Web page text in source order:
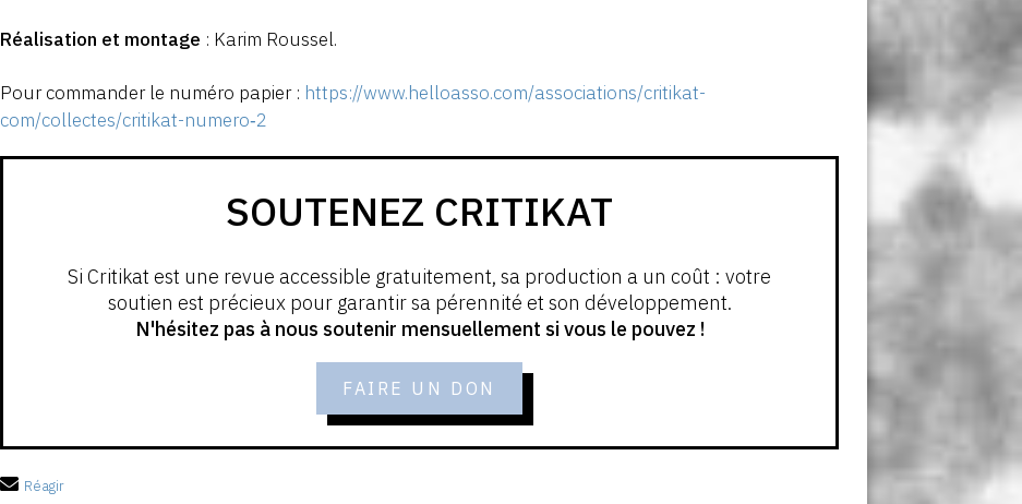
Réalisation et montage : Karim Roussel.
Pour commander le numéro papier : https://www.helloasso.com/associations/critikat-
com/collectes/critikat-numero‑2
SOUTENEZ CRITIKAT
Si Critikat est une revue accessible gratuitement, sa production a un coût : votre
soutien est précieux pour garantir sa pérennité et son développement.
N'hésitez pas à nous soutenir mensuellement si vous le pouvez !
FAIRE UN DON
Réagir